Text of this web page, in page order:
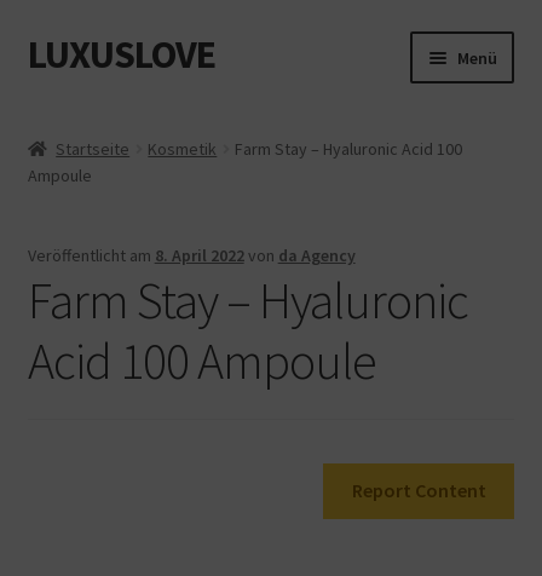
Zur
Navigation
Zum
Inhalt
LUXUSLOVE Menü
Cookie-Richtlinie (EU)
Datenschutz
Impressum
Kasse
Startseite Kosmetik
Farm Stay – Hyaluronic Acid 100
Ampoule
Veröffentlicht am 8. April 2022von da Agency
Farm Stay – Hyaluronic
Acid 100 Ampoule
Report Content